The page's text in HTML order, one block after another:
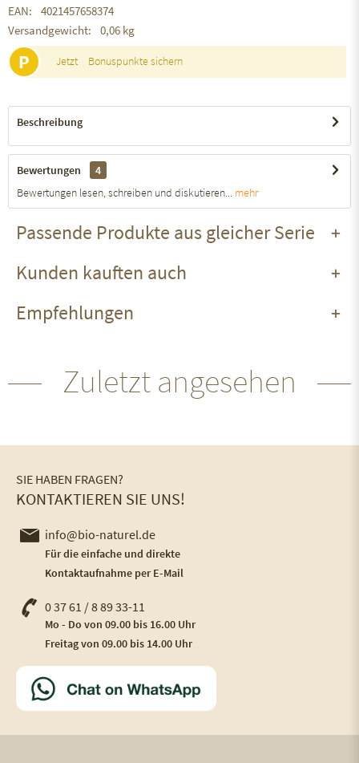
EAN:
4021457658374
Versandgewicht:
0,06 kg
P Jetzt Bonuspunkte sichern
Beschreibung
Bewertungen
4
Bewertungen lesen, schreiben und diskutieren... mehr
Passende Produkte aus gleicher Serie
Kunden kauften auch
Empfehlungen
Zuletzt angesehen
SIE HABEN FRAGEN?
KONTAKTIEREN SIE UNS!
info@bio-naturel.de
Für die einfache und direkte
Kontaktaufnahme per E-Mail
0 37 61 / 8 89 33-11
Mo - Do von 09.00 bis 16.00 Uhr
Freitag von 09.00 bis 14.00 Uhr